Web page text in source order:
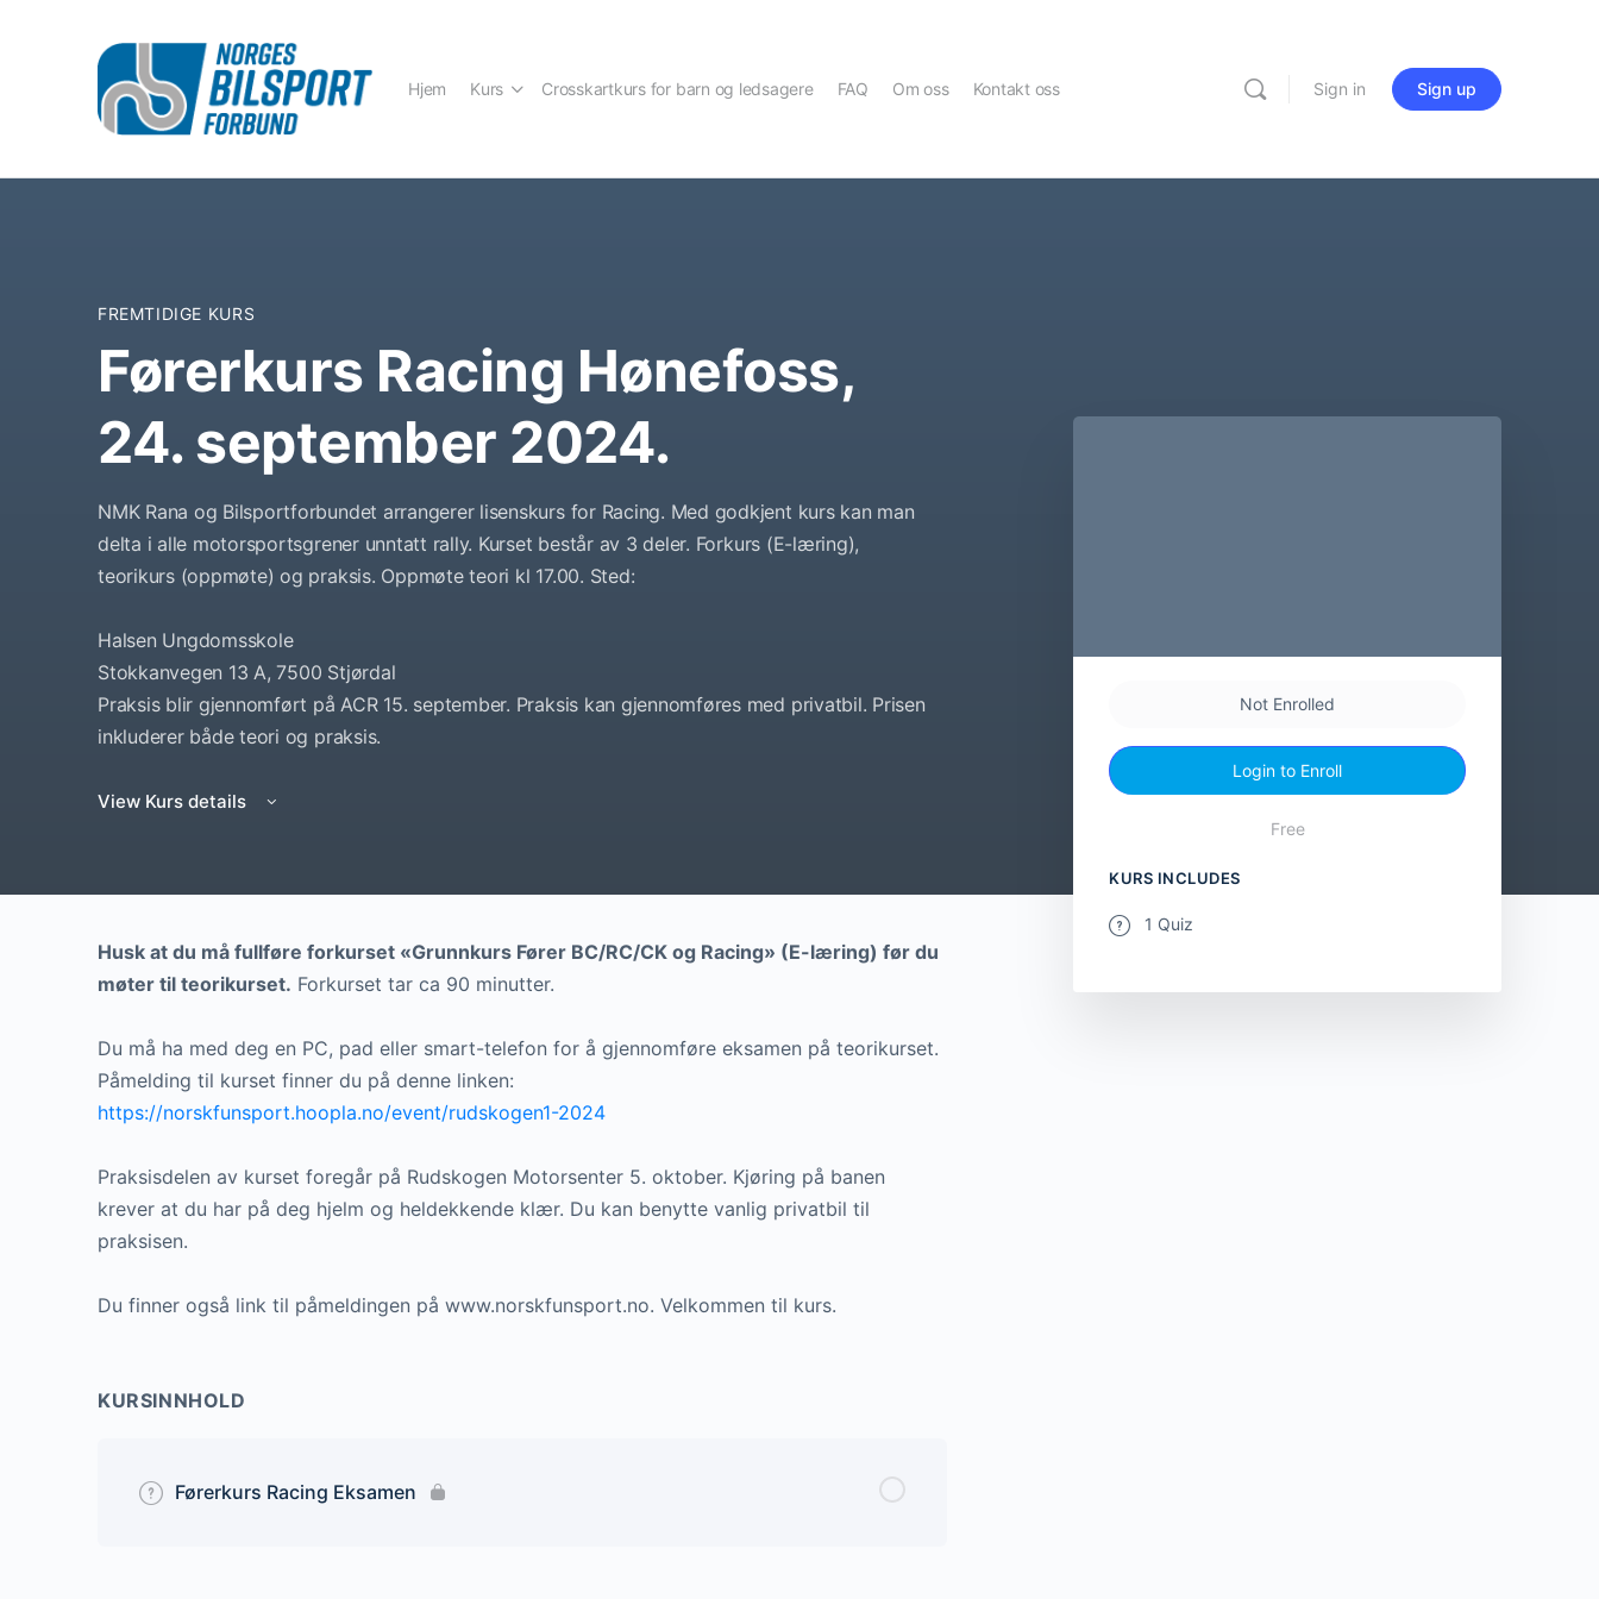
Hjem Kurs Crosskartkurs for barn og ledsagere FAQ Om oss Kontakt oss Sign in Sign up
FREMTIDIGE KURS
Førerkurs Racing Hønefoss,
24. september 2024.
NMK Rana og Bilsportforbundet arrangerer lisenskurs for Racing. Med godkjent kurs kan man
delta i alle motorsportsgrener unntatt rally. Kurset består av 3 deler. Forkurs (E-læring),
teorikurs (oppmøte) og praksis. Oppmøte teori kl 17.00. Sted:
Halsen Ungdomsskole
Stokkanvegen 13 A, 7500 Stjørdal
Praksis blir gjennomført på ACR 15. september. Praksis kan gjennomføres med privatbil. Prisen
inkluderer både teori og praksis.
View Kurs details
Husk at du må fullføre forkurset «Grunnkurs Fører BC/RC/CK og Racing» (E-læring) før du
møter til teorikurset. Forkurset tar ca 90 minutter.
Du må ha med deg en PC, pad eller smart-telefon for å gjennomføre eksamen på teorikurset.
Påmelding til kurset finner du på denne linken:
https://norskfunsport.hoopla.no/event/rudskogen1-2024
Praksisdelen av kurset foregår på Rudskogen Motorsenter 5. oktober. Kjøring på banen
krever at du har på deg hjelm og heldekkende klær. Du kan benytte vanlig privatbil til
praksisen.
Du finner også link til påmeldingen på www.norskfunsport.no. Velkommen til kurs.
KURSINNHOLD
Førerkurs Racing Eksamen
Not Enrolled
Login to Enroll
Free
KURS INCLUDES
1 Quiz